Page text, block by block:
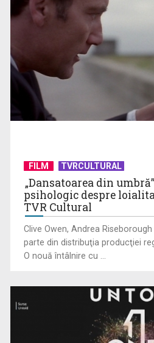
Rebreanu, la TVR 2
„O lume de secrete”, un thriller
FILM TVRCULTURAL
„Dansatoarea din
psihologic despre
TVR Cultural
Clive Owen, Andrea
parte din distribuţia producţiei
O nouă întâlnire cu ...